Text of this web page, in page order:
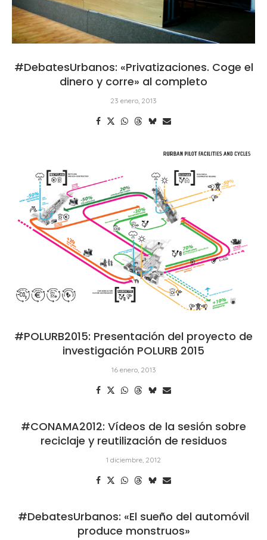
#DebatesUrbanos: «Privatizaciones. Coge el
dinero y corre» al completo
23 enero, 2013
#POLURB2015: Presentación del proyecto de
investigación POLURB 2015
16 enero, 2013
#CONAMA2012: Vídeos de la sesión sobre
reciclaje y reutilización de residuos
1 diciembre, 2012
#DebatesUrbanos: «El sueño del automóvil
produce monstruos»